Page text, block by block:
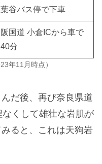
谷バス停で下車
国道 小倉ICから車で
分
年11月時点）
だ後、再び奈良県道
くして雄壮な岩肌が
ると、これは天狗岩